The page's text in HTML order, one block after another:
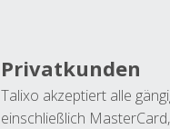
Privatkunden
Talixo akzeptiert alle
einschließlich